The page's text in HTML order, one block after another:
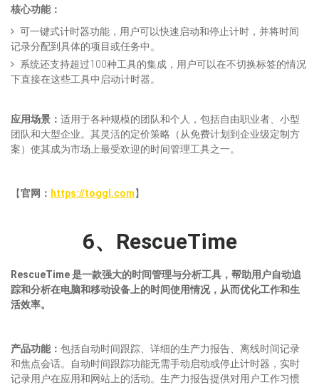
核心功能：
可一键式计时器功能，用户可以快速启动和停止计时，并将时间
记录分配到具体的项目或任务中。
系统还支持超过100种工具的集成，用户可以在不切换标签的情况
下直接在这些工具中启动计时器。
应用场景： 适用于各种规模的团队和个人，包括自由职业者、小型
团队和大型企业。其灵活的定价策略（从免费计划到企业级定制方
案）使其成为市场上最受欢迎的时间管理工具之一。
【官网： https://toggl.com】
6、RescueTime
RescueTime 是一款强大的时间管理与分析工具，帮助用户自动追
踪和分析在电脑和移动设备上的时间使用情况，从而优化工作和生
活效率。
产品功能： 包括自动时间跟踪、详细的生产力报告、离线时间记录
和焦点会话。自动时间跟踪功能无需手动启动或停止计时器，实时
记录用户在应用和网站上的活动。生产力报告提供对用户工作习惯